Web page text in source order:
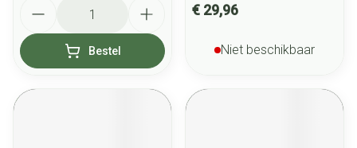
Bestel
€ 29,96
Niet beschikbaar